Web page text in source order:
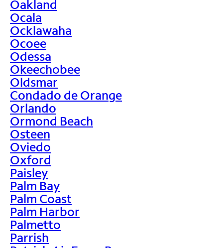
Oakland
Ocala
Ocklawaha
Ocoee
Odessa
Okeechobee
Oldsmar
Condado de Orange
Orlando
Ormond Beach
Osteen
Oviedo
Oxford
Paisley
Palm Bay
Palm Coast
Palm Harbor
Palmetto
Parrish